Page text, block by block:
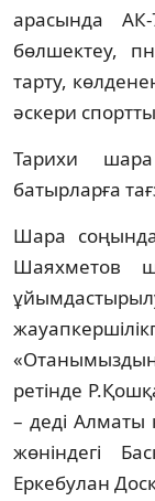
арасында
бөлшектеу,
тарту,
әскери
Тарихи
батырларға
Шара
Шаяхметов
ретінде
– деді Алматы
жөніндегі
Еркебулан